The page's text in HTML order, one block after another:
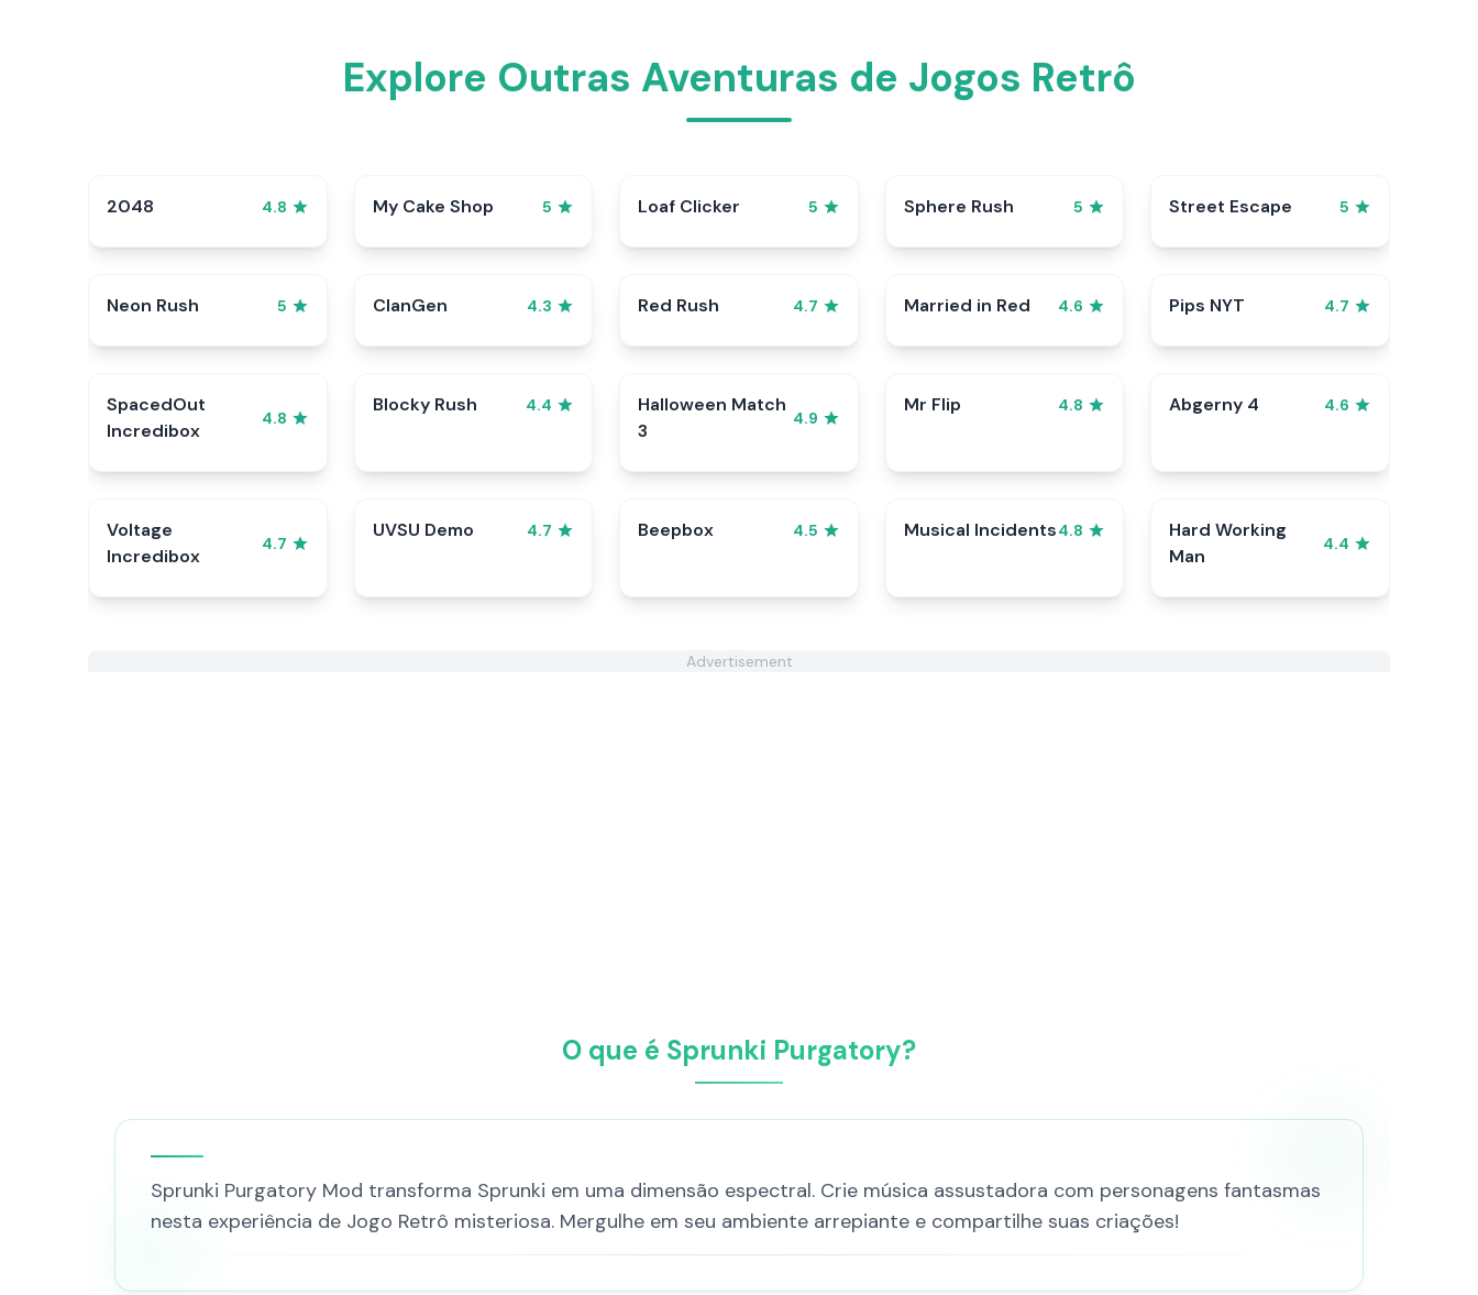
Explore Outras Aventuras de Jogos Retrô
2048 4.8 My Cake Shop 5 Loaf Clicker 5 Sphere Rush 5 Street Escape 5
Neon Rush 5 ClanGen 4.3 Red Rush 4.7 Married in Red 4.6 Pips NYT 4.7
SpacedOut
Incredibox
4.8
Blocky Rush 4.4
Halloween Match
3
4.9
Mr Flip 4.8 Abgerny 4 4.6
Voltage
Incredibox
4.7
UVSU Demo 4.7 Beepbox 4.5 Musical Incidents4.8
Hard Working
Man
4.4
Advertisement
O que é Sprunki Purgatory?
Sprunki Purgatory Mod transforma Sprunki em uma dimensão espectral. Crie música assustadora com personagens fantasmas
nesta experiência de Jogo Retrô misteriosa. Mergulhe em seu ambiente arrepiante e compartilhe suas criações!